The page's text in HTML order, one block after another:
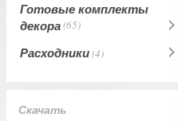
Готовые комплекты
декора(65)
Расходники(4)
Скачать